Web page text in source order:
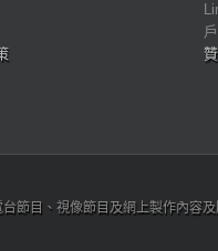
節目、視像節目及網上製作內容